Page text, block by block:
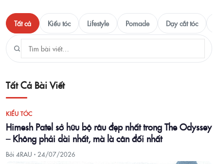
Tất cả Kiểu tóc Lifestyle Pomade Dạy cắt tóc
Tất Cả Bài Viết
KIỂU TÓC
Himesh Patel sở hữu bộ râu đẹp nhất trong The Odyssey
– Không phải dài nhất, mà là cân đối nhất
Bởi 4RAU · 24/07/2026